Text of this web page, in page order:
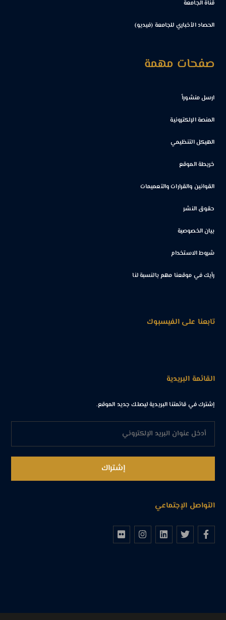
الحصاد الأخباري للجامعة (فيديو)
صفحات مهمة
ارسل منشوراً
المنصة الإلكترونية
الهيكل التنظيمي
خريطة الموقع
القوانين والقرارات والتعميمات
حقوق النشر
بيان الخصوصية
شروط الاستخدام
رأيك في موقعنا مهم بالنسبة لنا
تابعنا على الفيسبوك
القائمة البريدية
إشترك في قائمتنا البريدية ليصلك جديد الموقع.
التواصل الإجتماعي